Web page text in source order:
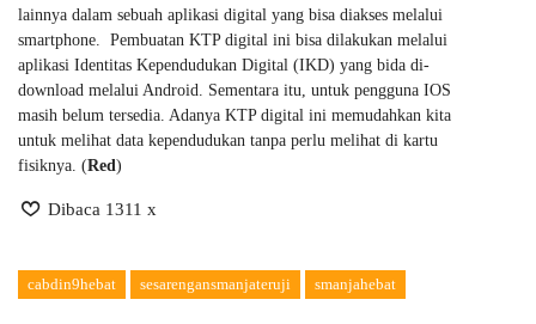
lainnya dalam sebuah aplikasi digital yang bisa diakses melalui
smartphone. Pembuatan KTP digital ini bisa dilakukan melalui
aplikasi Identitas Kependudukan Digital (IKD) yang bida di-
download melalui Android. Sementara itu, untuk pengguna IOS
masih belum tersedia. Adanya KTP digital ini memudahkan kita
untuk melihat data kependudukan tanpa perlu melihat di kartu
fisiknya. (Red)
Dibaca 1311 x
cabdin9hebat sesarengansmanjateruji smanjahebat